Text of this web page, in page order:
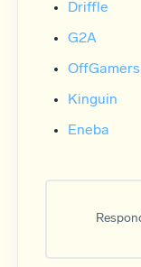
Driffle
G2A
OffGamers
Kinguin
Eneba